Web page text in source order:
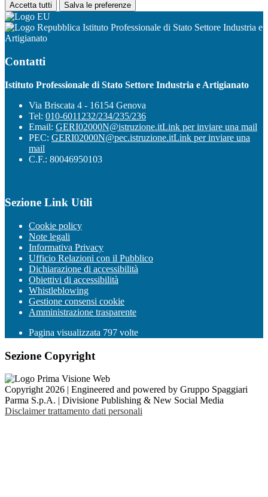
Accetta tutti Salva le preferenze
Istituto Professionale di Stato Settore Industria e
Artigianato
Contatti
Istituto Professionale di Stato Settore Industria e Artigianato
Via Briscata 4 - 16154 Genova
Tel: 010-6011232/234/235/236
Email: GERI02000N@istruzione.itLink per inviare una mail
PEC: GERI02000N@pec.istruzione.itLink per inviare una
mail
C.F.: 80046950103
Sezione Link Utili
Cookie policy
Note legali
Informativa Privacy
Ufficio Relazioni con il Pubblico
Dichiarazione di accessibilità
Obiettivi di accessibilità
Whistleblowing
Gestione consensi cookie
Amministrazione trasparente
Pagina visualizzata 797 volte
Sezione Copyright
Copyright 2026 | Engineered and powered by Gruppo Spaggiari
Parma S.p.A. | Divisione Publishing & New Social Media
Disclaimer trattamento dati personali